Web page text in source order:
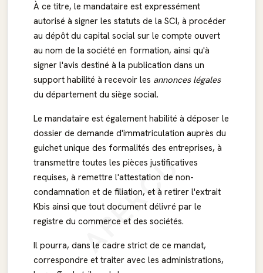
APERÇU
À ce titre, le mandataire est expressément
autorisé à signer les statuts de la SCI, à procéder
au dépôt du capital social sur le compte ouvert
au nom de la société en formation, ainsi qu'à
signer l'avis destiné à la publication dans un
support habilité à recevoir les annonces légales
du département du siège social.
Le mandataire est également habilité à déposer le
dossier de demande d'immatriculation auprès du
guichet unique des formalités des entreprises, à
transmettre toutes les pièces justificatives
requises, à remettre l'attestation de non-
condamnation et de filiation, et à retirer l'extrait
Kbis ainsi que tout document délivré par le
registre du commerce et des sociétés.
Il pourra, dans le cadre strict de ce mandat,
correspondre et traiter avec les administrations,